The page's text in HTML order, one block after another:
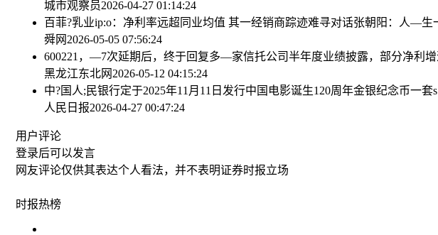
城市观察员2026-04-27 01:14:24
百菲?乳业ip:o：净利率远超同业均值 其一经销商踪迹难寻对话张朝阳：人—生
舜网2026-05-05 07:56:24
600221，—7次延期后，终于回复多—家信托公司半年度业绩披露，部分净利增
黑龙江东北网2026-05-12 04:15:24
中?国人;民银行定于2025年11月11日发行中国电影诞生120周年金银纪念币一套
人民日报2026-04-27 00:47:24
用户评论
登录后可以发言
网友评论仅供其表达个人看法，并不表明证券时报立场
时报热榜